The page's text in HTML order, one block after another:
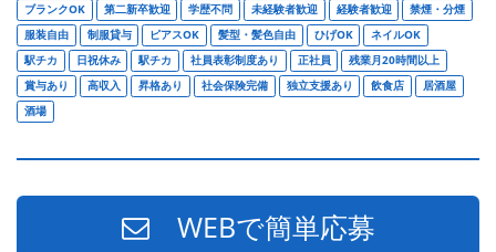
ブランクOK
第二新卒歓迎 学歴不問 未経験者歓迎 経験者歓迎
禁煙・分煙
服装自由
制服貸与 ピアスOK 髪型・髪色自由 ひげOK
ネイルOK
駅チカ
日祝休み 駅チカ 社員表彰制度あり 正社員
残業月20時間以上
賞与あり
高収入 昇格あり 社会保険完備 独立支援あり 飲食店
居酒屋
酒場
WEBで簡単応募